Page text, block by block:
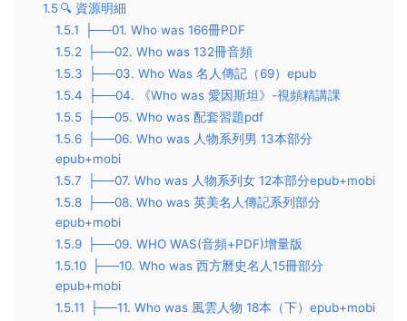
1.5​🔍 資源明細
1.5.1
├──01. Who was 166冊PDF
1.5.2
├──02. Who was 132冊音頻
1.5.3
├──03. Who Was 名人傳記（69）epub
1.5.4
├──04. 《Who was 愛因斯坦》-視頻精講課
1.5.5
├──05. Who was 配套習題pdf
1.5.6
├──06. Who was 人物系列男 13本部分
epub+mobi
1.5.7
├──07. Who was 人物系列女 12本部分epub+mobi
1.5.8
├──08. Who was 英美名人傳記系列部分
epub+mobi
1.5.9
├──09. WHO WAS(音頻+PDF)增量版
1.5.10
├──10. Who was 西方曆史名人15冊部分
epub+mobi
1.5.11
├──11. Who was 風雲人物 18本（下）epub+mobi